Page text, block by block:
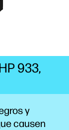
y
causen
933,